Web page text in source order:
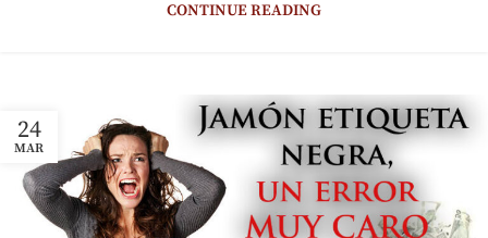
CONTINUE READING
24
MAR